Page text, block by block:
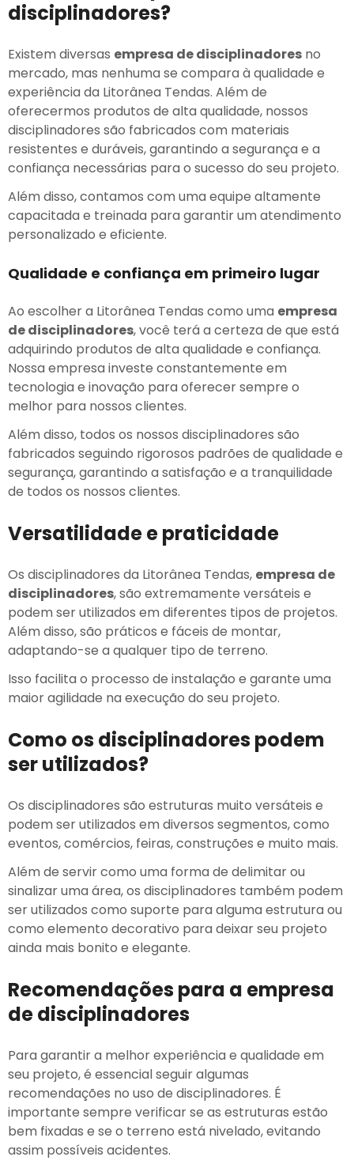
disciplinadores?
Existem diversas empresa de disciplinadores no
mercado, mas nenhuma se compara à qualidade e
experiência da Litorânea Tendas. Além de
oferecermos produtos de alta qualidade, nossos
disciplinadores são fabricados com materiais
resistentes e duráveis, garantindo a segurança e a
confiança necessárias para o sucesso do seu projeto.
Além disso, contamos com uma equipe altamente
capacitada e treinada para garantir um atendimento
personalizado e eficiente.
Qualidade e confiança em primeiro lugar
Ao escolher a Litorânea Tendas como uma empresa
de disciplinadores, você terá a certeza de que está
adquirindo produtos de alta qualidade e confiança.
Nossa empresa investe constantemente em
tecnologia e inovação para oferecer sempre o
melhor para nossos clientes.
Além disso, todos os nossos disciplinadores são
fabricados seguindo rigorosos padrões de qualidade e
segurança, garantindo a satisfação e a tranquilidade
de todos os nossos clientes.
Versatilidade e praticidade
Os disciplinadores da Litorânea Tendas, empresa de
disciplinadores, são extremamente versáteis e
podem ser utilizados em diferentes tipos de projetos.
Além disso, são práticos e fáceis de montar,
adaptando-se a qualquer tipo de terreno.
Isso facilita o processo de instalação e garante uma
maior agilidade na execução do seu projeto.
Como os disciplinadores podem
ser utilizados?
Os disciplinadores são estruturas muito versáteis e
podem ser utilizados em diversos segmentos, como
eventos, comércios, feiras, construções e muito mais.
Além de servir como uma forma de delimitar ou
sinalizar uma área, os disciplinadores também podem
ser utilizados como suporte para alguma estrutura ou
como elemento decorativo para deixar seu projeto
ainda mais bonito e elegante.
Recomendações para a empresa
de disciplinadores
Para garantir a melhor experiência e qualidade em
seu projeto, é essencial seguir algumas
recomendações no uso de disciplinadores. É
importante sempre verificar se as estruturas estão
bem fixadas e se o terreno está nivelado, evitando
assim possíveis acidentes.